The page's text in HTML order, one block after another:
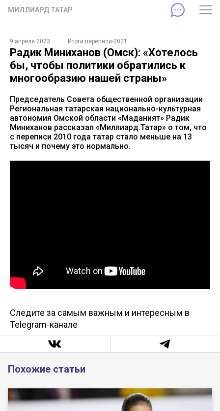
МИЛЛИАРД ТАТАР
9 апреля 2023 Итоги переписи-2021
Радик Миниханов (Омск): «Хотелось
бы, чтобы политики обратились к
многообразию нашей страны»
Председатель Совета общественной организации
Региональная татарская национально-культурная
автономия Омской области «Маданият» Радик
Миниханов рассказал «Миллиард.Татар» о том, что
с переписи 2010 года татар стало меньше на 13
тысяч и почему это нормально.
Следите за самым важным и интересным в
Telegram-канале
Похожие статьи